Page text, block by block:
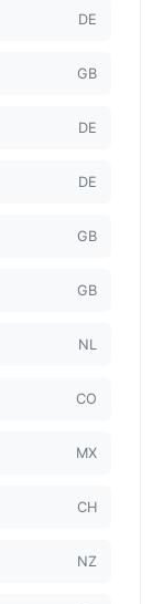
DE
GB
DE
DE
GB
GB
NL
CO
MX
CH
NZ